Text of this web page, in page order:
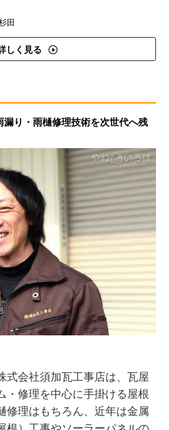
田
しく見る
漏り・雨樋修理技術を次世代へ残
式会社須加瓦工事店は、瓦屋
・修理を中心に手掛ける屋根
修理はもちろん、近年は金属